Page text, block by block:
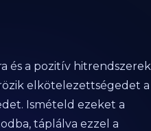
és a pozitív hitrendszerek
elkötelezettségedet a
Ismételd ezeket a
táplálva ezzel a